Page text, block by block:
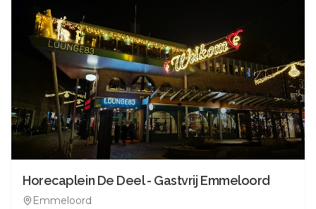
Horecaplein De Deel - Gastvrij Emmeloord
Emmeloord